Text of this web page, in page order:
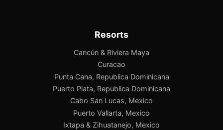
Resorts
Cancún & Riviera Maya
Curacao
Punta Cana, Republica Dominicana
Puerto Plata, Republica Dominicana
Cabo San Lucas, Mexico
Puerto Vallarta, Mexico
Ixtapa & Zihuatanejo, Mexico